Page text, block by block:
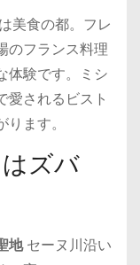
美食の都。フレ
のフランス料理
体験です。ミシ
愛されるビスト
ます。
ズバ
地セーヌ川沿い